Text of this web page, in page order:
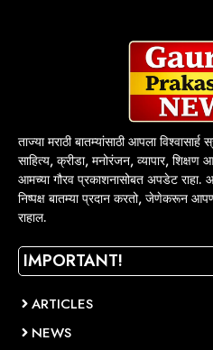
ताज्या मराठी बातम्यांसाठी आपला
साहित्य, क्रीडा, मनोरंजन, व्यापार, शिक्षण
आमच्या गौरव प्रकाशनासोबत अपडेट राहा.
निष्पक्ष बातम्या प्रदान करतो, जेणेकरून
राहाल.
IMPORTANT!
ARTICLES
NEWS